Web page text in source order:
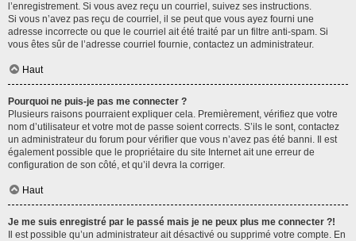
l’enregistrement. Si vous avez reçu un courriel, suivez ses instructions.
Si vous n’avez pas reçu de courriel, il se peut que vous ayez fourni une
adresse incorrecte ou que le courriel ait été traité par un filtre anti-spam. Si
vous êtes sûr de l’adresse courriel fournie, contactez un administrateur.
Haut
Pourquoi ne puis-je pas me connecter ?
Plusieurs raisons pourraient expliquer cela. Premièrement, vérifiez que votre
nom d’utilisateur et votre mot de passe soient corrects. S’ils le sont, contactez
un administrateur du forum pour vérifier que vous n’avez pas été banni. Il est
également possible que le propriétaire du site Internet ait une erreur de
configuration de son côté, et qu’il devra la corriger.
Haut
Je me suis enregistré par le passé mais je ne peux plus me connecter ?!
Il est possible qu’un administrateur ait désactivé ou supprimé votre compte. En